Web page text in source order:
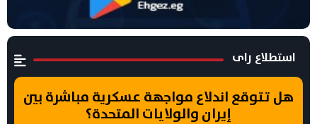
استطلاع راى
هل تتوقع اندلاع مواجهة عسكرية مباشرة بين
إيران والولايات المتحدة؟